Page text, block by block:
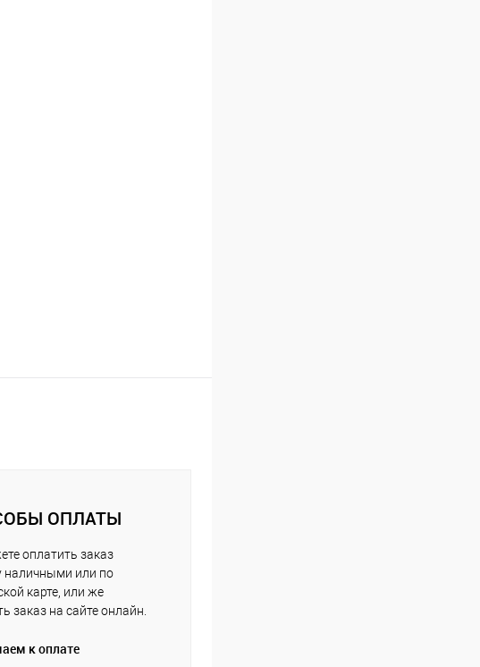
ОПЛАТЫ
оплатить заказ
наличными или по
карте, или же
заказ на сайте онлайн.
к оплате